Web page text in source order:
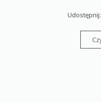
Udostępnij: